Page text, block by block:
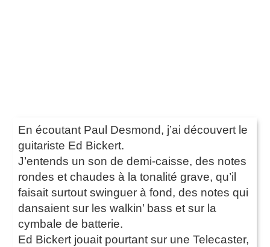
En écoutant Paul Desmond, j’ai découvert le
guitariste Ed Bickert.
J’entends un son de demi-caisse, des notes
rondes et chaudes à la tonalité grave, qu’il
faisait surtout swinguer à fond, des notes qui
dansaient sur les walkin’ bass et sur la
cymbale de batterie.
Ed Bickert jouait pourtant sur une Telecaster,